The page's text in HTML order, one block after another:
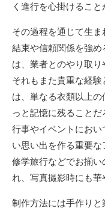
く進行を心掛けること
その過程を通じて生
結束や信頼関係を強
は、業者とのやり取り
それもまた貴重な経
は、単なる衣類以上
っと記憶に残ること
行事やイベントにお
い思い出を作る重要な
修学旅行などでお揃
れ、写真撮影時にも華
制作方法には手作り